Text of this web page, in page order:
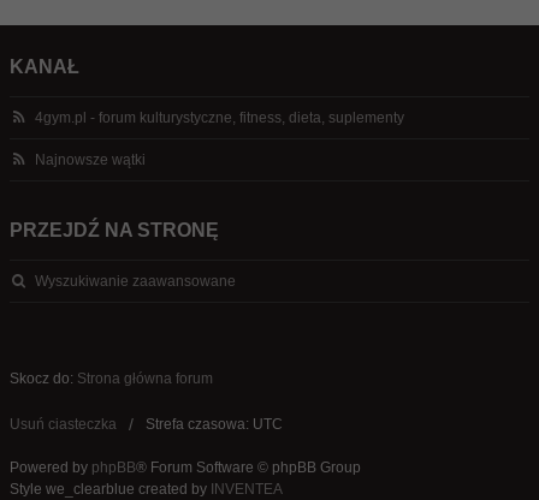
KANAŁ
4gym.pl - forum kulturystyczne, fitness, dieta, suplementy
Najnowsze wątki
PRZEJDŹ NA STRONĘ
Wyszukiwanie zaawansowane
Skocz do: Strona główna forum
Usuń ciasteczka Strefa czasowa: UTC
Powered by phpBB® Forum Software © phpBB Group
Style we_clearblue created by INVENTEA